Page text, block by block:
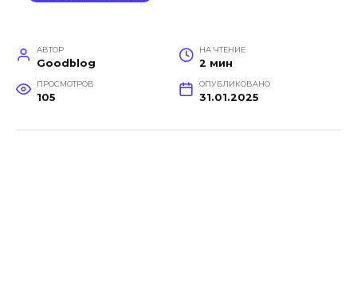
АВТОР
Goodblog
НА ЧТЕНИЕ
2 мин
ПРОСМОТРОВ
105
ОПУБЛИКОВАНО
31.01.2025